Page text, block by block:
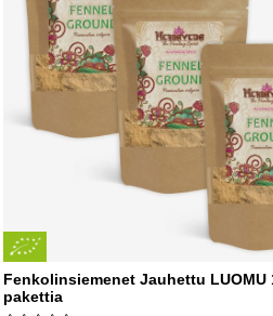
Fenkolinsiemenet Jauhettu LUOMU
pakettia